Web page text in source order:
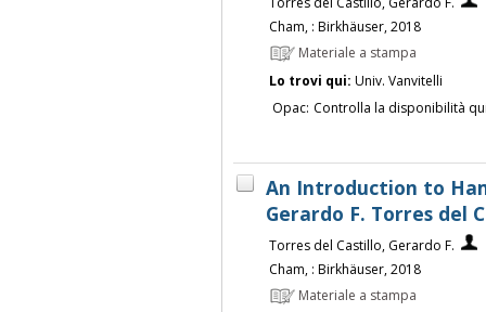
Cham, : Birkhäuser, 2018
Materiale a stampa
Lo trovi qui: Univ. Vanvitelli
Opac: Controlla la disponibilità
An Introduction to
Gerardo F. Torres del
Torres del Castillo, Gerardo F.
Cham, : Birkhäuser, 2018
Materiale a stampa